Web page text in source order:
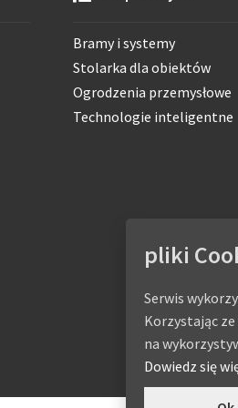
Bramy i systemy
Stolarka dla obiektów
Ogrodzenia przemysłowe
Technologie inteligentne
pliki
Serwis
Korzystając
na
Dowiedz się